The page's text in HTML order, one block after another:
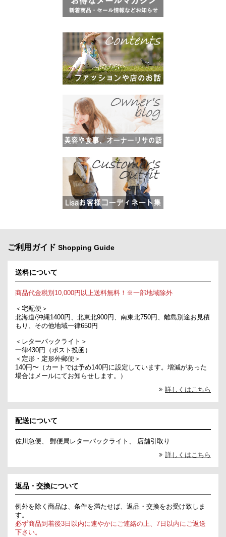
ご利用ガイド Shopping Guide
送料について
商品代金税別10,000円以上送料無料！※一部地域除外
＜宅配便＞
北海道/沖縄1400円、北東北900円、南東北750円、離島別途お見積
もり、その他地域一律650円
＜レターパックライト＞
一律430円（ポスト投函）
＜定形・定形外郵便＞
140円〜（カートでは予め140円に設定しています。増減があった
場合はメールにてお知らせします。）
詳しくはこちら
配送について
佐川急便、 郵便局レターパックライト、 店舗引取り
詳しくはこちら
返品・交換について
例外を除く商品は、条件を満たせば、返品・交換をお受け致しま
す。
必ず商品到着後3日以内に速やかにご連絡の上、7日以内にご返送
下さい。